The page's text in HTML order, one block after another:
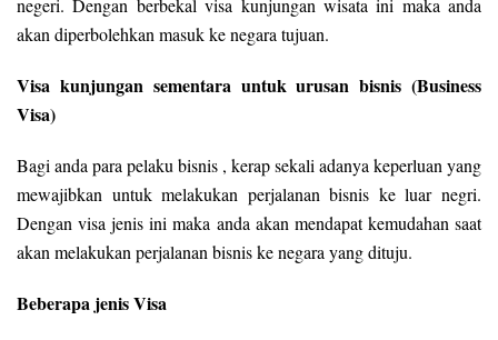
negeri. Dengan berbekal visa kunjungan wisata ini maka anda
akan diperbolehkan masuk ke negara tujuan.
Visa kunjungan sementara untuk urusan bisnis (Business
Visa)
Bagi anda para pelaku bisnis , kerap sekali adanya keperluan yang
mewajibkan untuk melakukan perjalanan bisnis ke luar negri.
Dengan visa jenis ini maka anda akan mendapat kemudahan saat
akan melakukan perjalanan bisnis ke negara yang dituju.
Beberapa jenis Visa